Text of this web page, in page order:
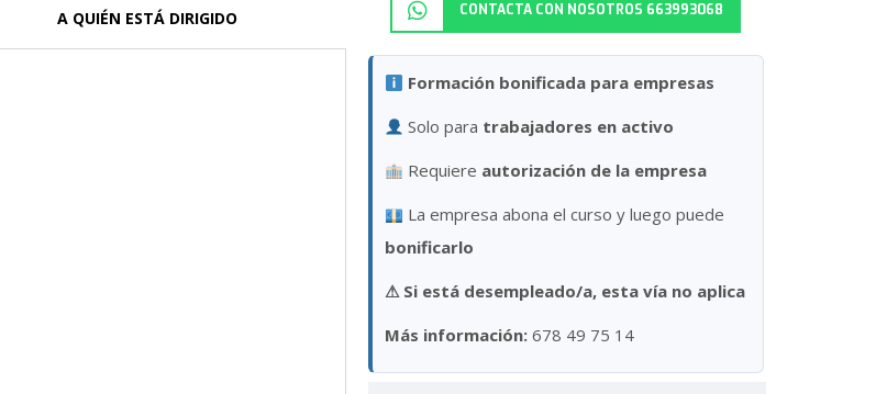
A QUIÉN ESTÁ DIRIGIDO CONTACTA CON NOSOTROS 663993068
Formación bonificada para empresas
Solo para trabajadores en activo
Requiere autorización de la empresa
La empresa abona el curso y luego puede
bonificarlo
⚠Si está desempleado/a, esta vía no aplica
Más información:678 49 75 14